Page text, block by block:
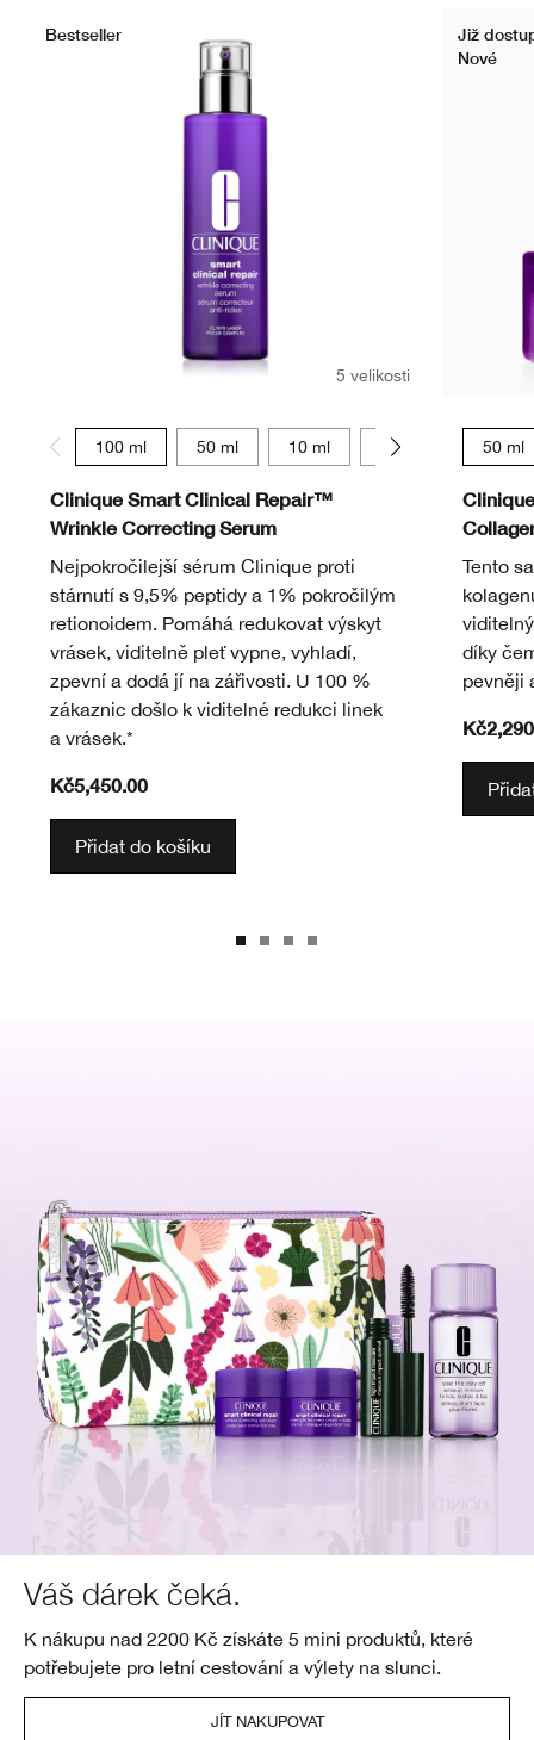
Bestseller
5 velikosti
100 ml 50 ml 10 ml 75 ml 30 ml
Clinique Smart Clinical Repair™
Wrinkle Correcting Serum
Nejpokročilejší sérum Clinique proti
stárnutí s 9,5% peptidy a 1% pokročilým
retionoidem. Pomáhá redukovat výskyt
vrásek, viditelně pleť vypne, vyhladí,
zpevní a dodá jí na zářivosti. U 100 %
zákaznic došlo k viditelné redukci linek
a vrásek.*
Kč5,450.00
Přidat do košíku
Již
Nové
50 ml
Tento
díky
pevněji
Váš dárek čeká.
K nákupu nad 2200 Kč získáte 5 mini produktů, které
potřebujete pro letní cestování a výlety na slunci.
JÍT NAKUPOVAT